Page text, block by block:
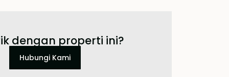
dengan properti ini?
Hubungi Kami